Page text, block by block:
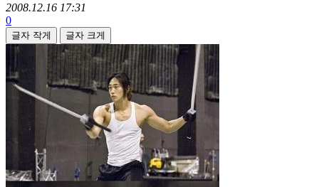
2008.12.16 17:31
0
글자 작게 글자 크게